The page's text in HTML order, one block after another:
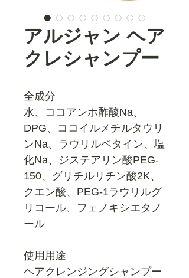
アルジャン ヘア
クレシャンプー
全成分
水、ココアンホ酢酸Na、
DPG、ココイルメチルタウリ
ンNa、ラウリルベタイン、塩
化Na、ジステアリン酸PEG‐
150、グリチルリチン酸2K、
クエン酸、PEG‐1ラウリルグ
リコール、フェノキシエタノ
ール
使用用途
ヘアクレンジングシャンプー